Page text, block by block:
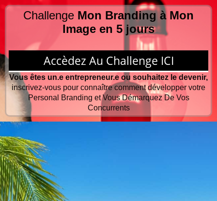
Challenge Mon Branding à Mon
Image en 5 jours
Accèdez Au Challenge ICI
Vous êtes un.e entrepreneur.e ou souhaitez le devenir,
inscrivez-vous pour connaître comment développer votre
Personal Branding et Vous Démarquez De Vos
Concurrents